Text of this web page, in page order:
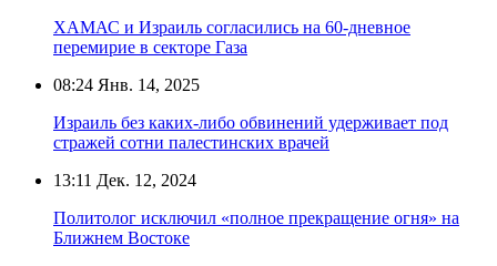
ХАМАС и Израиль согласились на 60-дневное
перемирие в секторе Газа
08:24 Янв. 14, 2025
Израиль без каких-либо обвинений удерживает под
стражей сотни палестинских врачей
13:11 Дек. 12, 2024
Политолог исключил «полное прекращение огня» на
Ближнем Востоке